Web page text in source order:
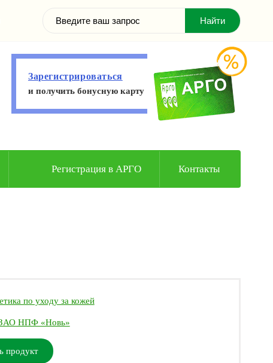
Зарегистрироваться
и получить бонусную карту
Регистрация в АРГО Контакты
по уходу за кожей
НПФ «Новь»
продукт